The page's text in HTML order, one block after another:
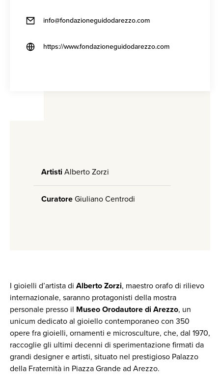
info@fondazioneguidodarezzo.com
https://www.fondazioneguidodarezzo.com
ArtistiAlberto Zorzi
CuratoreGiuliano Centrodi
I gioielli d’artista di Alberto Zorzi, maestro orafo di rilievo
internazionale, saranno protagonisti della mostra
personale presso il Museo Orodautore di Arezzo, un
unicum dedicato al gioiello contemporaneo con 350
opere fra gioielli, ornamenti e microsculture, che, dal 1970,
raccoglie gli ultimi decenni di sperimentazione firmati da
grandi designer e artisti, situato nel prestigioso Palazzo
della Fraternità in Piazza Grande ad Arezzo.